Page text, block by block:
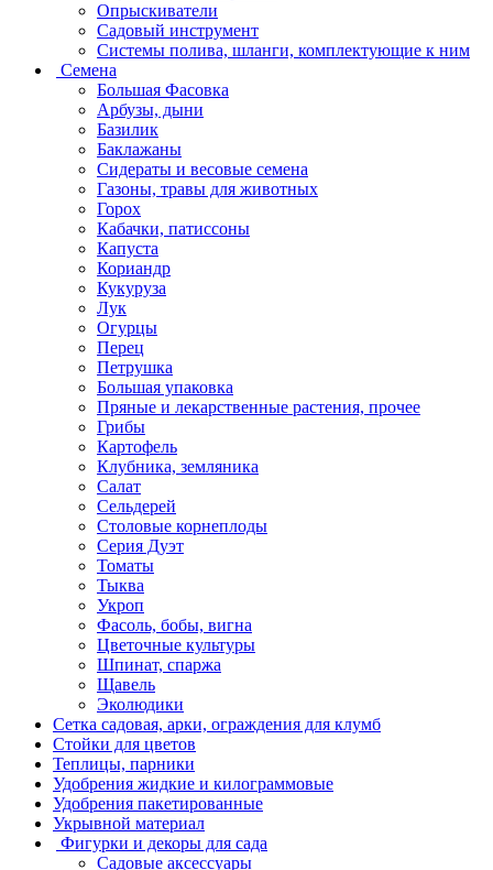
Опрыскиватели
Садовый инструмент
Системы полива, шланги, комплектующие к ним
Семена
Большая Фасовка
Арбузы, дыни
Базилик
Баклажаны
Сидераты и весовые семена
Газоны, травы для животных
Горох
Кабачки, патиссоны
Капуста
Кориандр
Кукуруза
Лук
Огурцы
Перец
Петрушка
Большая упаковка
Пряные и лекарственные растения, прочее
Грибы
Картофель
Клубника, земляника
Салат
Сельдерей
Столовые корнеплоды
Серия Дуэт
Томаты
Тыква
Укроп
Фасоль, бобы, вигна
Цветочные культуры
Шпинат, спаржа
Щавель
Эколюдики
Сетка садовая, арки, ограждения для клумб
Стойки для цветов
Теплицы, парники
Удобрения жидкие и килограммовые
Удобрения пакетированные
Укрывной материал
Фигурки и декоры для сада
Садовые аксессуары